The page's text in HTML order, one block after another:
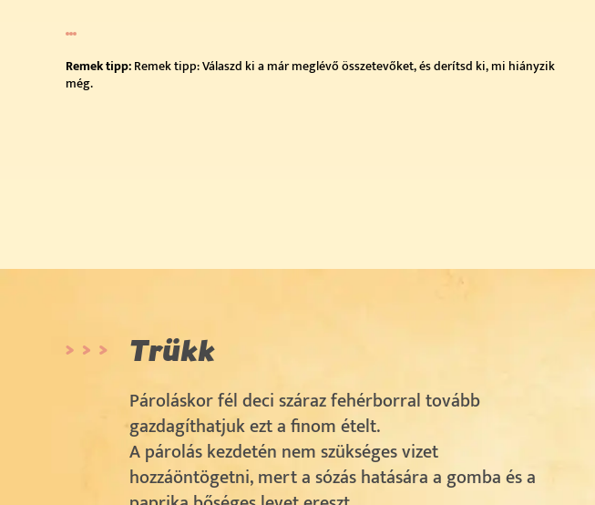
Remek tipp:Remek tipp: Válaszd ki a már meglévő összetevőket, és derítsd ki, mi hiányzik
még.
Trükk
Pároláskor fél deci száraz fehérborral tovább
gazdagíthatjuk ezt a finom ételt.
A párolás kezdetén nem szükséges vizet
hozzáöntögetni, mert a sózás hatására a gomba és a